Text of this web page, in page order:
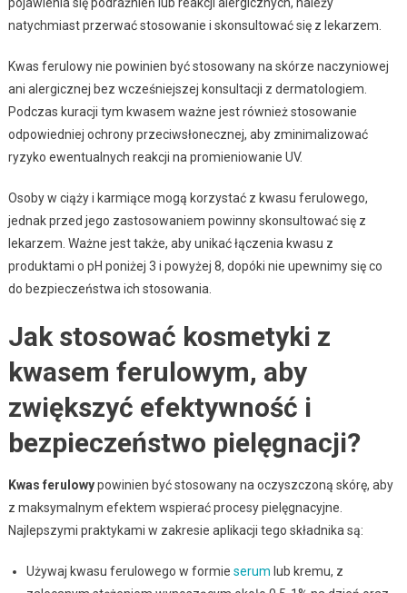
natychmiast przerwać stosowanie i skonsultować się z lekarzem.
Kwas ferulowy nie powinien być stosowany na skórze naczyniowej
ani alergicznej bez wcześniejszej konsultacji z dermatologiem.
Podczas kuracji tym kwasem ważne jest również stosowanie
odpowiedniej ochrony przeciwsłonecznej, aby zminimalizować
ryzyko ewentualnych reakcji na promieniowanie UV.
Osoby w ciąży i karmiące mogą korzystać z kwasu ferulowego,
jednak przed jego zastosowaniem powinny skonsultować się z
lekarzem. Ważne jest także, aby unikać łączenia kwasu z
produktami o pH poniżej 3 i powyżej 8, dopóki nie upewnimy się co
do bezpieczeństwa ich stosowania.
Jak stosować kosmetyki z
kwasem ferulowym, aby
zwiększyć efektywność i
bezpieczeństwo pielęgnacji?
Kwas ferulowypowinien być stosowany na oczyszczoną skórę, aby
z maksymalnym efektem wspierać procesy pielęgnacyjne.
Najlepszymi praktykami w zakresie aplikacji tego składnika są:
Używaj kwasu ferulowego w formie serum lub kremu, z